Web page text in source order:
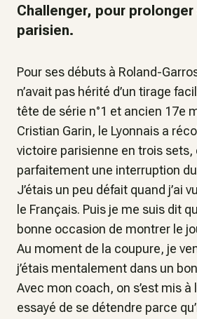
Challenger, pour prolonger
parisien.
Pour ses débuts à Roland-
n’avait pas hérité d’un tirage
tête de série n°1 et ancien 17e
Cristian Garin, le Lyonnais a
victoire parisienne en trois sets,
parfaitement une interruption
J’étais un peu défait quand j’ai
le Français. Puis je me suis dit
bonne occasion de montrer le
Au moment de la coupure, je
j’étais mentalement dans un
Avec mon coach, on s’est mis à
essayé de se détendre parce